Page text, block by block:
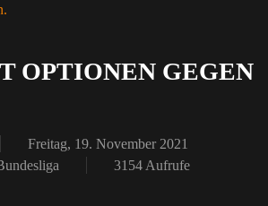
OPTIONEN GEGEN
Freitag, 19. November 2021
3154 Aufrufe